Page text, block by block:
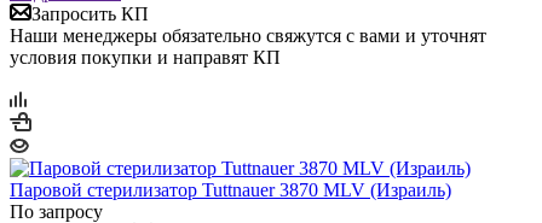
Запросить КП
Наши менеджеры обязательно свяжутся с вами и уточнят
условия покупки и направят КП
Паровой стерилизатор Tuttnauer 3870 MLV (Израиль)
По запросу